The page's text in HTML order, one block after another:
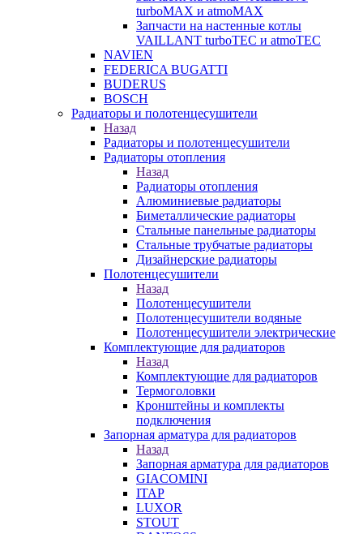
turboMAX и atmoMAX
Запчасти на настенные котлы
VAILLANT turboTEC и atmoTEC
NAVIEN
FEDERICA BUGATTI
BUDERUS
BOSCH
Радиаторы и полотенцесушители
Назад
Радиаторы и полотенцесушители
Радиаторы отопления
Назад
Радиаторы отопления
Алюминиевые радиаторы
Биметаллические радиаторы
Стальные панельные радиаторы
Стальные трубчатые радиаторы
Дизайнерские радиаторы
Полотенцесушители
Назад
Полотенцесушители
Полотенцесушители водяные
Полотенцесушители электрические
Комплектующие для радиаторов
Назад
Комплектующие для радиаторов
Термоголовки
Кронштейны и комплекты
подключения
Запорная арматура для радиаторов
Назад
Запорная арматура для радиаторов
GIACOMINI
ITAP
LUXOR
STOUT